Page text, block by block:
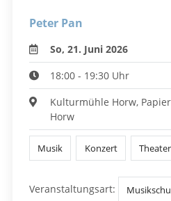
Peter Pan
So, 21. Juni 2026
18:00 - 19:30 Uhr
Kulturmühle Horw,
Horw
Musik Konzert Theater
Veranstaltungsart: